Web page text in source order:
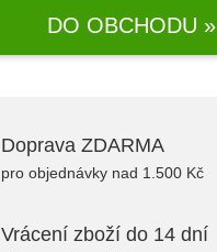
DO OBCHODU »
Doprava ZDARMA
pro objednávky nad 1.500 Kč
Vrácení zboží do 14 dní